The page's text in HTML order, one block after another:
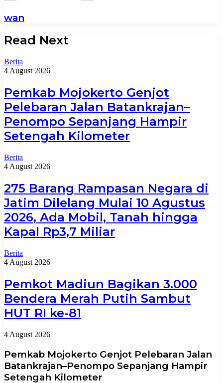
wan
Read Next
Berita
4 August 2026
Pemkab Mojokerto Genjot
Pelebaran Jalan Batankrajan–
Penompo Sepanjang Hampir
Setengah Kilometer
Berita
4 August 2026
275 Barang Rampasan Negara di
Jatim Dilelang Mulai 10 Agustus
2026, Ada Mobil, Tanah hingga
Kapal Rp3,7 Miliar
Berita
4 August 2026
Pemkot Madiun Bagikan 3.000
Bendera Merah Putih Sambut
HUT RI ke-81
4 August 2026
Pemkab Mojokerto Genjot Pelebaran Jalan
Batankrajan–Penompo Sepanjang Hampir
Setengah Kilometer